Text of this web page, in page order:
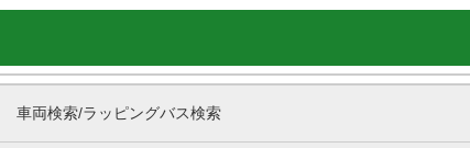
車両検索/ラッピングバス検索